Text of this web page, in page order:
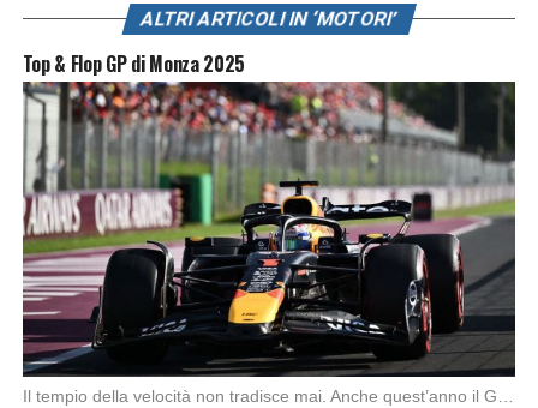
ALTRI ARTICOLI IN ‘MOTORI’
Top & Flop GP di Monza 2025
Il tempio della velocità non tradisce mai. Anche quest’anno il Gran Premio d’Italia ha offerto […]